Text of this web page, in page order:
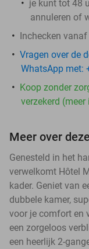
je kunt tot 48
annuleren of
Inchecken
Vragen over de
WhatsApp met:
Koop zonder
verzekerd
Meer over
Genesteld in het
verwelkomt Hôtel
kader. Geniet van
dubbele kamer,
voor je comfort en
een zorgeloos
een heerlijk 2-